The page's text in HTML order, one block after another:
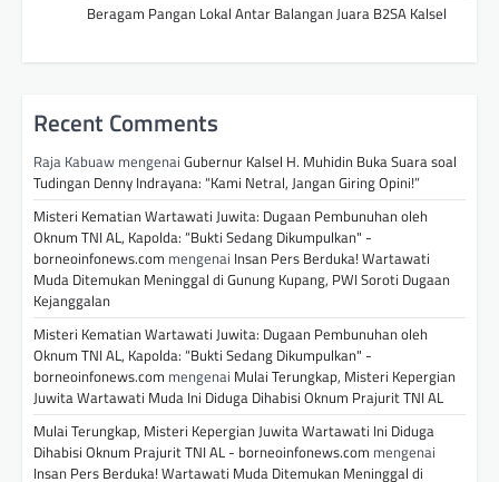
Beragam Pangan Lokal Antar Balangan Juara B2SA Kalsel
Recent Comments
Raja Kabuaw mengenai Gubernur Kalsel H. Muhidin Buka Suara soal
Tudingan Denny Indrayana: “Kami Netral, Jangan Giring Opini!”
Misteri Kematian Wartawati Juwita: Dugaan Pembunuhan oleh
Oknum TNI AL, Kapolda: “Bukti Sedang Dikumpulkan" -
borneoinfonews.com mengenai Insan Pers Berduka! Wartawati
Muda Ditemukan Meninggal di Gunung Kupang, PWI Soroti Dugaan
Kejanggalan
Misteri Kematian Wartawati Juwita: Dugaan Pembunuhan oleh
Oknum TNI AL, Kapolda: “Bukti Sedang Dikumpulkan" -
borneoinfonews.com mengenai Mulai Terungkap, Misteri Kepergian
Juwita Wartawati Muda Ini Diduga Dihabisi Oknum Prajurit TNI AL
Mulai Terungkap, Misteri Kepergian Juwita Wartawati Ini Diduga
Dihabisi Oknum Prajurit TNI AL - borneoinfonews.com mengenai
Insan Pers Berduka! Wartawati Muda Ditemukan Meninggal di